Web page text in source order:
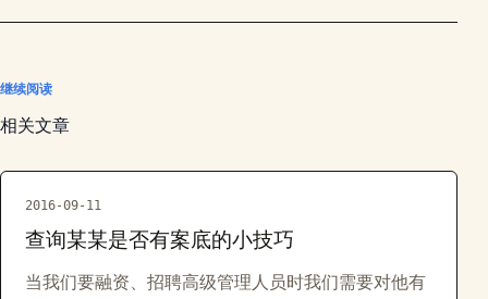
继续阅读
相关文章
2016-09-11
查询某某是否有案底的小技巧
当我们要融资、招聘高级管理人员时我们需要对他有